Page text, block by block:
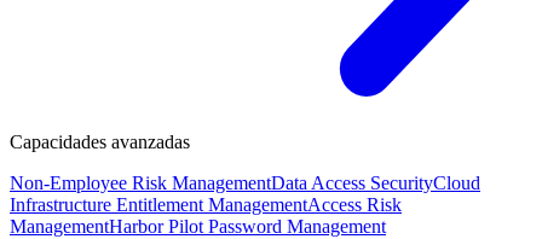
Capacidades avanzadas
Non-Employee Risk ManagementData Access SecurityCloud
Infrastructure Entitlement ManagementAccess Risk
ManagementHarbor Pilot Password Management